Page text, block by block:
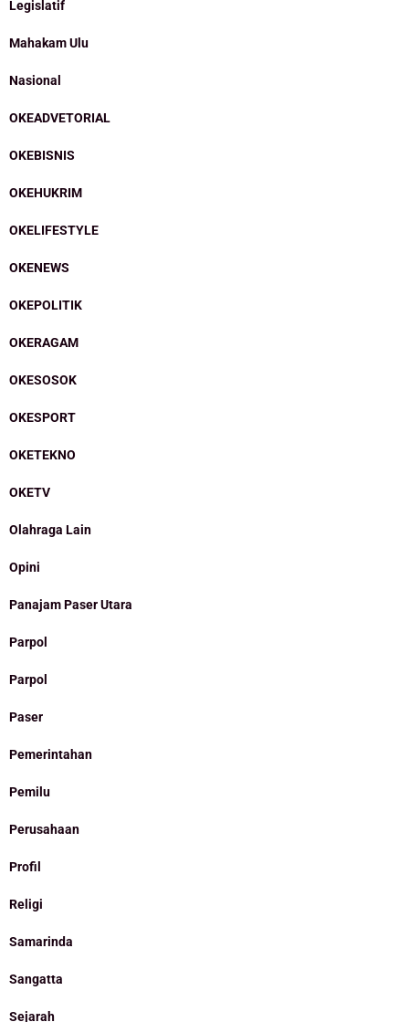
Legislatif
Mahakam Ulu
Nasional
OKEADVETORIAL
OKEBISNIS
OKEHUKRIM
OKELIFESTYLE
OKENEWS
OKEPOLITIK
OKERAGAM
OKESOSOK
OKESPORT
OKETEKNO
OKETV
Olahraga Lain
Opini
Panajam Paser Utara
Parpol
Parpol
Paser
Pemerintahan
Pemilu
Perusahaan
Profil
Religi
Samarinda
Sangatta
Sejarah